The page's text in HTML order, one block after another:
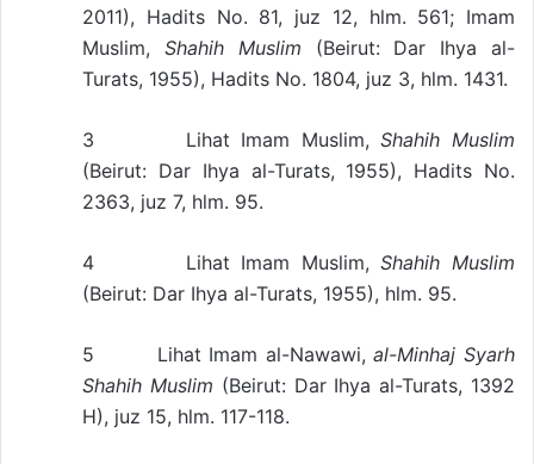
2011), Hadits No. 81, juz 12, hlm. 561; Imam
Muslim,Shahih Muslim (Beirut: Dar Ihya al-
Turats, 1955), Hadits No. 1804, juz 3, hlm. 1431.
3 Lihat Imam Muslim,Shahih Muslim
(Beirut: Dar Ihya al-Turats, 1955), Hadits No.
2363, juz 7, hlm. 95.
4 Lihat Imam Muslim,Shahih Muslim
(Beirut: Dar Ihya al-Turats, 1955), hlm. 95.
5 Lihat Imam al-Nawawi,al-Minhaj Syarh
Shahih Muslim (Beirut: Dar Ihya al-Turats, 1392
H), juz 15, hlm. 117-118.